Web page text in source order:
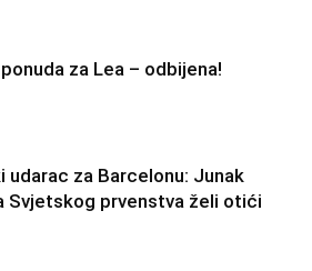
za Lea – odbijena!
udarac za Barcelonu: Junak
Svjetskog prvenstva želi otići